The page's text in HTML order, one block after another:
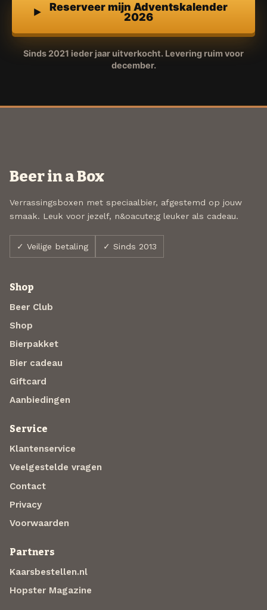
Reserveer mijn Adventskalender
2026
Sinds 2021 ieder jaar uitverkocht. Levering ruim voor
december.
Beer in a Box
Verrassingsboxen met speciaalbier, afgestemd op jouw
smaak. Leuk voor jezelf, n&oacute;g leuker als cadeau.
✓ Veilige betaling ✓ Sinds 2013
Shop
Beer Club
Shop
Bierpakket
Bier cadeau
Giftcard
Aanbiedingen
Service
Klantenservice
Veelgestelde vragen
Contact
Privacy
Voorwaarden
Partners
Kaarsbestellen.nl
Hopster Magazine